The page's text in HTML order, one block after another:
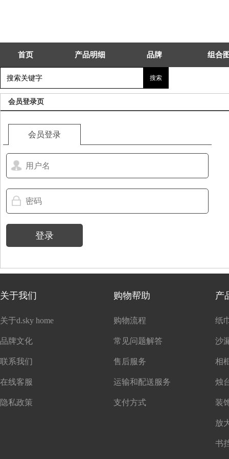
首页 产品明细 品牌 组合
会员登录页
会员登录
登录
关于我们
关于d.sky home
品牌文化
联系我们
在线客服
隐私政策
购物帮助
购物流程
常见问题解答
售后服务
运输和配送服务
支付方式
产
纸
沙
书